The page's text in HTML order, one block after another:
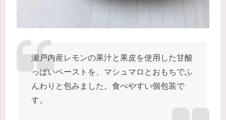
瀬戸内産レモンの果汁と果皮を使用した甘酸
っぱいペーストを、マシュマロとおもちでふ
んわりと包みました。食べやすい個包装で
す。